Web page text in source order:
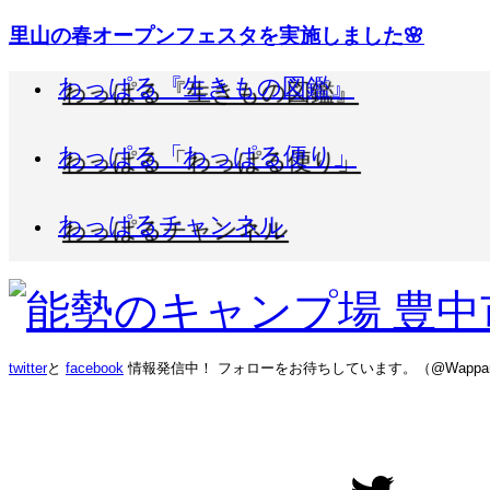
里山の春オープンフェスタを実施しました🌸
わっぱる『生きもの図鑑』
わっぱる「わっぱる便り」
わっぱるチャンネル
twitterと facebook 情報発信中！ フォローをお待ちしています。（